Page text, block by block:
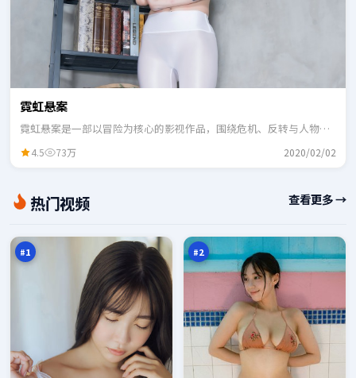
霓虹悬案
霓虹悬案是一部以冒险为核心的影视作品，围绕危机、反转与人物成
4.5 73万 2020/02/02
热门视频 查看更多 →
#1
风
疑 98
#2